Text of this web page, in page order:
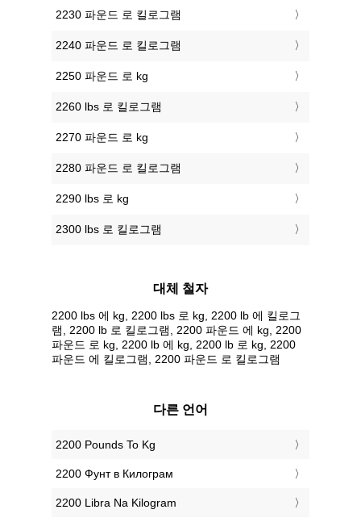
2230 파운드 로 킬로그램
2240 파운드 로 킬로그램
2250 파운드 로 kg
2260 lbs 로 킬로그램
2270 파운드 로 kg
2280 파운드 로 킬로그램
2290 lbs 로 kg
2300 lbs 로 킬로그램
대체 철자
2200 lbs 에 kg, 2200 lbs 로 kg, 2200 lb 에 킬로그
램, 2200 lb 로 킬로그램, 2200 파운드 에 kg, 2200
파운드 로 kg, 2200 lb 에 kg, 2200 lb 로 kg, 2200
파운드 에 킬로그램, 2200 파운드 로 킬로그램
다른 언어
‎2200 Pounds To Kg
‎2200 Фунт в Килограм
‎2200 Libra Na Kilogram